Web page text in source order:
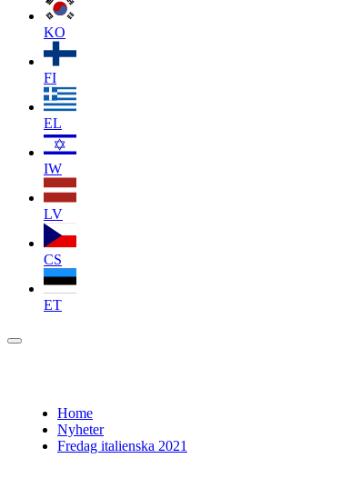
KO
FI
EL
IW
LV
CS
ET
Home
Nyheter
Fredag italienska 2021